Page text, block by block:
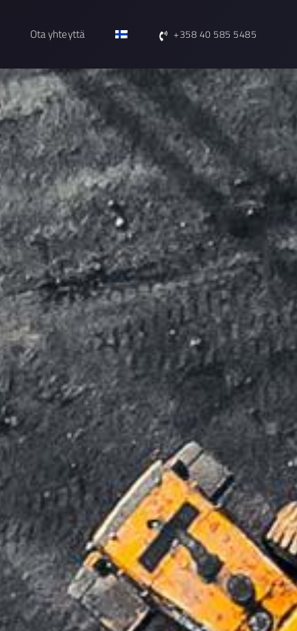
Ota yhteyttä +358 40 585 5485